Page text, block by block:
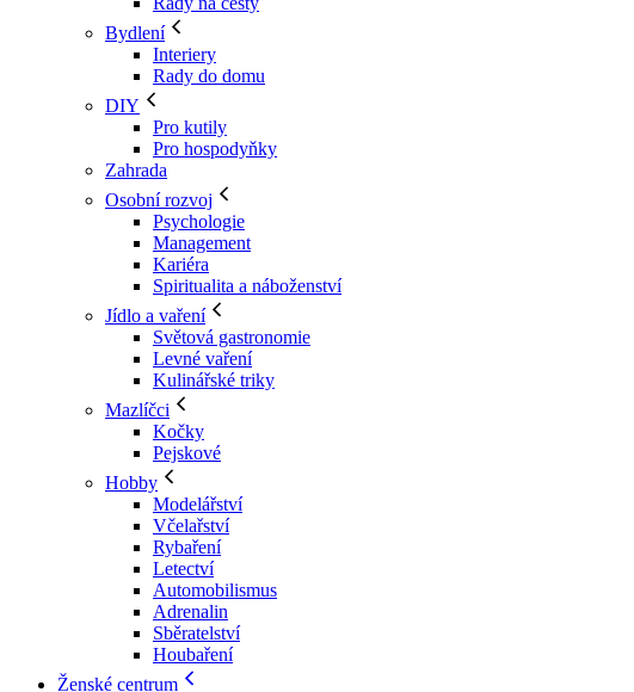
Bydlení
Interiery
Rady do domu
DIY
Pro kutily
Pro hospodyňky
Zahrada
Osobní rozvoj
Psychologie
Management
Kariéra
Spiritualita a náboženství
Jídlo a vaření
Světová gastronomie
Levné vaření
Kulinářské triky
Mazlíčci
Kočky
Pejskové
Hobby
Modelářství
Včelařství
Rybaření
Letectví
Automobilismus
Adrenalin
Sběratelství
Houbaření
Ženské centrum